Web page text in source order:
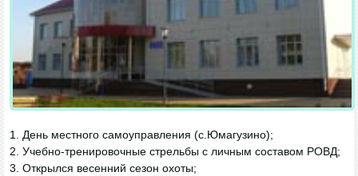
1. День местного самоуправления (с.Юмагузино);
2. Учебно-тренировочные стрельбы с личным составом РОВД;
3. Открылся весенний сезон охоты;